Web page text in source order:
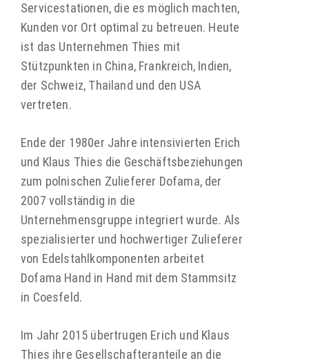
Servicestationen, die es möglich machten,
Kunden vor Ort optimal zu betreuen. Heute
ist das Unternehmen Thies mit
Stützpunkten in China, Frankreich, Indien,
der Schweiz, Thailand und den USA
vertreten.
Ende der 1980er Jahre intensivierten Erich
und Klaus Thies die Geschäftsbeziehungen
zum polnischen Zulieferer Dofama, der
2007 vollständig in die
Unternehmensgruppe integriert wurde. Als
spezialisierter und hochwertiger Zulieferer
von Edelstahlkomponenten arbeitet
Dofama Hand in Hand mit dem Stammsitz
in Coesfeld.
Im Jahr 2015 übertrugen Erich und Klaus
Thies ihre Gesellschafteranteile an die